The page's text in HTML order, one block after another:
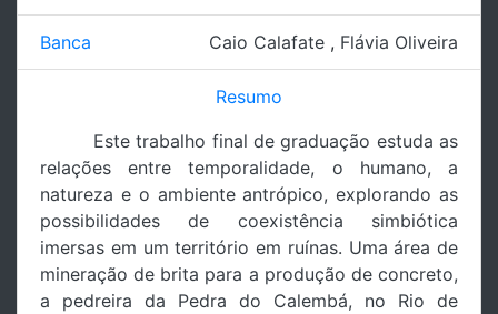
Banca Caio Calafate , Flávia Oliveira
Resumo
Este trabalho final de graduação estuda as
relações entre temporalidade, o humano, a
natureza e o ambiente antrópico, explorando as
possibilidades de coexistência simbiótica
imersas em um território em ruínas. Uma área de
mineração de brita para a produção de concreto,
a pedreira da Pedra do Calembá, no Rio de